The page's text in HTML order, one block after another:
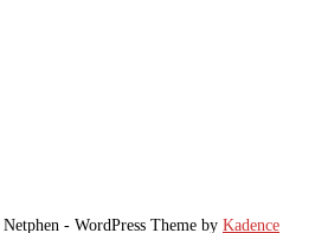
- WordPress Theme by Kadence